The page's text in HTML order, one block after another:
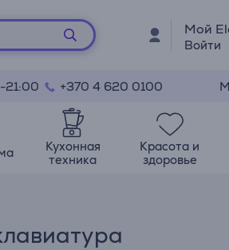
Мой
Войти
21:00 +370 4 620 0100
Кухонная
техника
Красота и
здоровье